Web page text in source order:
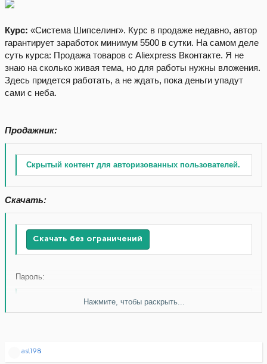
Курс: «Система Шипселинг». Курс в продаже недавно, автор
гарантирует заработок минимум 5500 в сутки. На самом деле
суть курса: Продажа товаров с Aliexpress Вконтакте. Я не
знаю на сколько живая тема, но для работы нужны вложения.
Здесь придется работать, а не ждать, пока деньги упадут
сами с неба.
Продажник:
Скрытый контент для авторизованных пользователей.
Скачать:
Скачать без ограничений
Пароль:
Скачать без ограничений
Нажмите, чтобы раскрыть...
Рasl198